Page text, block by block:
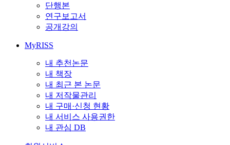
단행본
연구보고서
공개강의
MyRISS
내 추천논문
내 책장
내 최근 본 논문
내 저작물관리
내 구매·신청 현황
내 서비스 사용권한
내 관심 DB